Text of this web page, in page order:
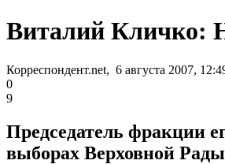
Виталий Кличко:
Корреспондент.net, 6 августа 2007,
0
9
Председатель фракции
выборах Верховной Рады